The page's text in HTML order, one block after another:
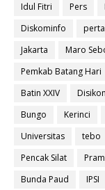
Idul Fitri
Pers
Diskominfo
Jakarta
Maro
Pemkab Batang Hari
Batin XXIV
Bungo
Kerinci
Universitas
tebo
Pencak Silat
Bunda Paud
IPSI